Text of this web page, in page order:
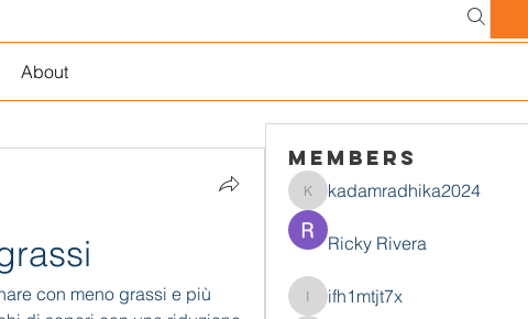
About
con meno grassi e più
Members
kadamradhika2024
kadamradhika2024
Ricky Rivera
ifh1mtjt7x
ifh1mtjt7x